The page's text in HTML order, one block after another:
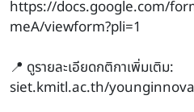
https://docs.google.com/
meA/viewform?pli=1
📍 ดูรายละเอียดกติกาเพิ่มเติม:
siet.kmitl.ac.th/